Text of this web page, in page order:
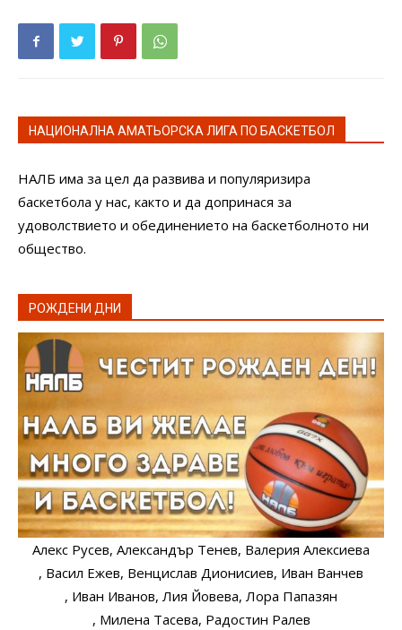
НАЦИОНАЛНА АМАТЬОРСКА ЛИГА ПО БАСКЕТБОЛ
НАЛБ има за цел да развива и популяризира
баскетбола у нас, както и да допринася за
удоволствието и обединението на баскетболното ни
общество.
РОЖДЕНИ ДНИ
Алекс Русев, Александър Тенев, Валерия Алексиева
, Васил Ежев, Венцислав Дионисиев, Иван Ванчев
, Иван Иванов, Лия Йовева, Лора Папазян
, Милена Тасева, Радостин Ралев